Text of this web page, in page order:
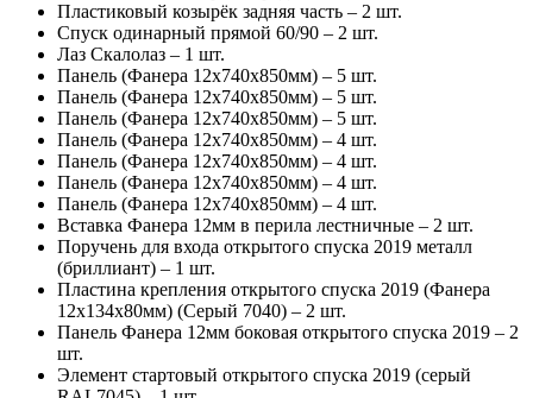
Пластиковый козырёк задняя часть – 2 шт.
Спуск одинарный прямой 60/90 – 2 шт.
Лаз Скалолаз – 1 шт.
Панель (Фанера 12х740х850мм) – 5 шт.
Панель (Фанера 12х740х850мм) – 5 шт.
Панель (Фанера 12х740х850мм) – 5 шт.
Панель (Фанера 12х740х850мм) – 4 шт.
Панель (Фанера 12х740х850мм) – 4 шт.
Панель (Фанера 12х740х850мм) – 4 шт.
Панель (Фанера 12х740х850мм) – 4 шт.
Вставка Фанера 12мм в перила лестничные – 2 шт.
Поручень для входа открытого спуска 2019 металл
(бриллиант) – 1 шт.
Пластина крепления открытого спуска 2019 (Фанера
12х134х80мм) (Серый 7040) – 2 шт.
Панель Фанера 12мм боковая открытого спуска 2019 – 2
шт.
Элемент стартовый открытого спуска 2019 (серый